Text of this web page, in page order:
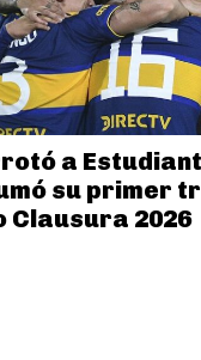
a
su primer
Clausura 2026